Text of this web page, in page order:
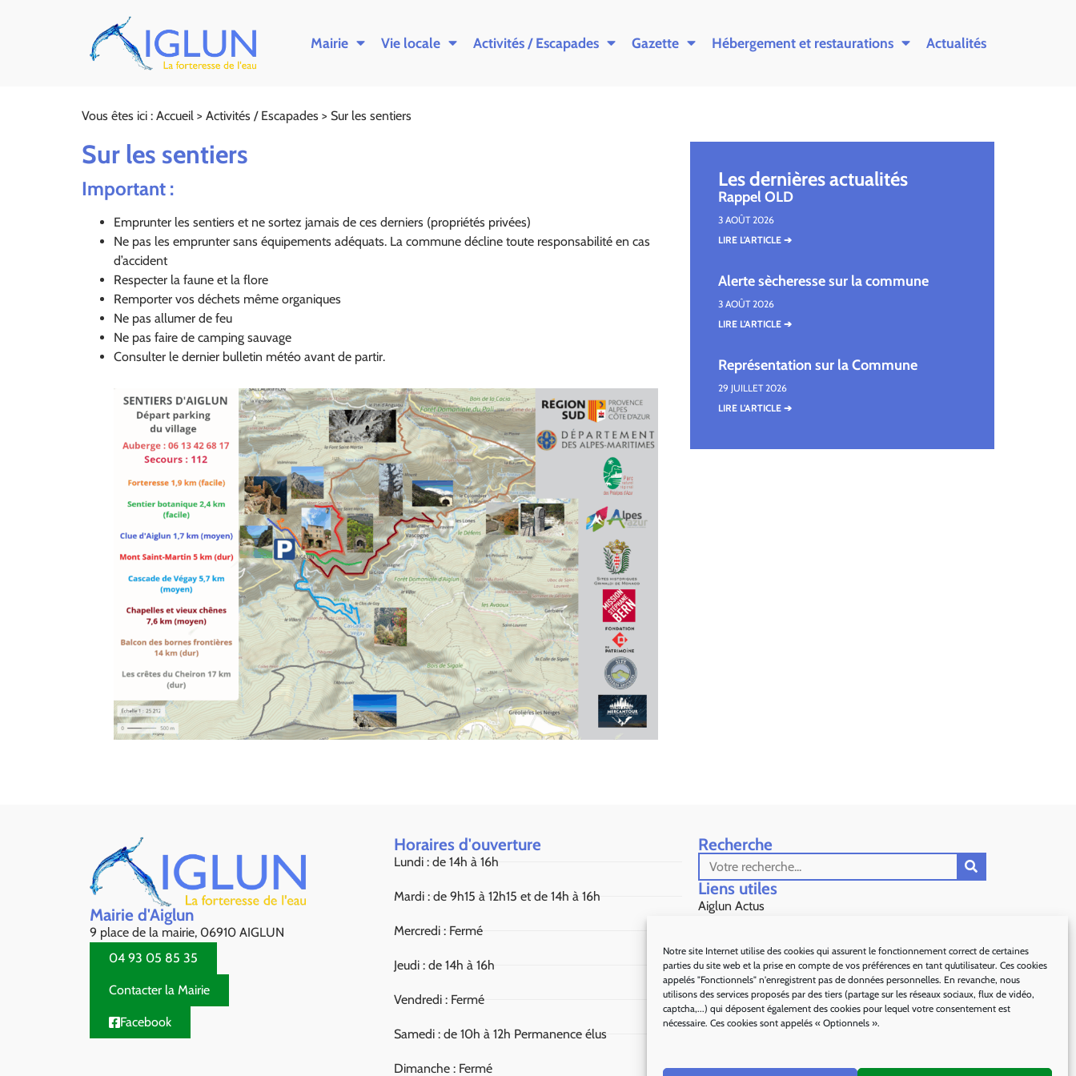
Notre site Internet utilise des cookies qui assurent le fonctionnement correct de certaines
parties du site web et la prise en compte de vos préférences en tant qu’utilisateur. Ces cookies
appelés "Fonctionnels" n'enregistrent pas de données personnelles. En revanche, nous
utilisons des services proposés par des tiers (partage sur les réseaux sociaux, flux de vidéo,
captcha,...) qui déposent également des cookies pour lequel votre consentement est
nécessaire. Ces cookies sont appelés « Optionnels ».
Mairie Vie locale Activités / Escapades Gazette Hébergement et restaurations Actualités
Vous êtes ici : Accueil > Activités / Escapades > Sur les sentiers
Sur les sentiers
Important :
Emprunter les sentiers et ne sortez jamais de ces derniers (propriétés privées)
Ne pas les emprunter sans équipements adéquats. La commune décline toute responsabilité en cas
d’accident
Respecter la faune et la flore
Remporter vos déchets même organiques
Ne pas allumer de feu
Ne pas faire de camping sauvage
Consulter le dernier bulletin météo avant de partir.
Les dernières actualités
Rappel OLD
3 AOÛT 2026
LIRE L'ARTICLE ➔
Alerte sècheresse sur la commune
3 AOÛT 2026
LIRE L'ARTICLE ➔
Représentation sur la Commune
29 JUILLET 2026
LIRE L'ARTICLE ➔
Mairie d'Aiglun
9 place de la mairie, 06910 AIGLUN
04 93 05 85 35
Contacter la Mairie
Facebook
Horaires d'ouverture
Lundi : de 14h à 16h
Mardi : de 9h15 à 12h15 et de 14h à 16h
Mercredi : Fermé
Jeudi : de 14h à 16h
Vendredi : Fermé
Samedi : de 10h à 12h Permanence élus
Dimanche : Fermé
Recherche
Liens utiles​
Aiglun Actus
Département 06
Alpes d'Azur Tourisme